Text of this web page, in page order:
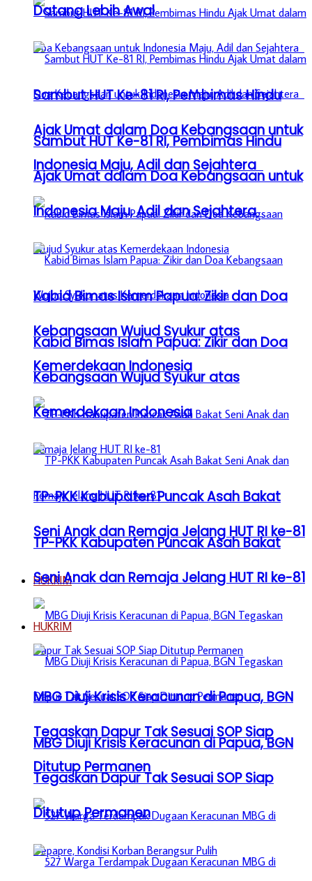
Sambut HUT Ke-81 RI, Pembimas Hindu
Ajak Umat dalam Doa Kebangsaan untuk
Indonesia Maju, Adil dan Sejahtera
Kabid Bimas Islam Papua: Zikir dan Doa
Kebangsaan Wujud Syukur atas
Kemerdekaan Indonesia
TP-PKK Kabupaten Puncak Asah Bakat
Seni Anak dan Remaja Jelang HUT RI ke-81
HUKRIM
MBG Diuji Krisis Keracunan di Papua, BGN
Tegaskan Dapur Tak Sesuai SOP Siap
Ditutup Permanen
Datang Lebih Awal
Sambut HUT Ke-81 RI, Pembimas Hindu
Ajak Umat dalam Doa Kebangsaan untuk
Indonesia Maju, Adil dan Sejahtera
Kabid Bimas Islam Papua: Zikir dan Doa
Kebangsaan Wujud Syukur atas
Kemerdekaan Indonesia
TP-PKK Kabupaten Puncak Asah Bakat
Seni Anak dan Remaja Jelang HUT RI ke-81
HUKRIM
MBG Diuji Krisis Keracunan di Papua, BGN
Tegaskan Dapur Tak Sesuai SOP Siap
Ditutup Permanen